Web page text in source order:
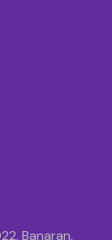
Banaran,